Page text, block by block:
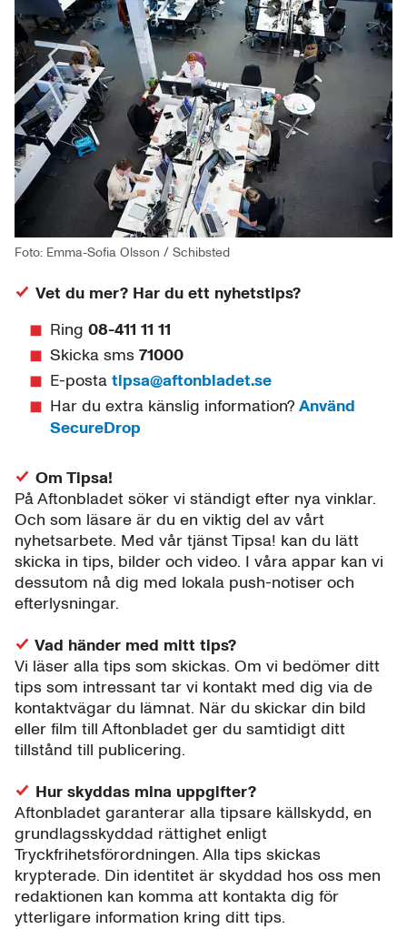
Foto: Emma-Sofia Olsson / Schibsted
Vet du mer? Har du ett nyhetstips?
Ring 08-411 11 11
Skicka sms 71000
E-posta tipsa@aftonbladet.se
Har du extra känslig information? Använd
SecureDrop
Om Tipsa!
På Aftonbladet söker vi ständigt efter nya vinklar.
Och som läsare är du en viktig del av vårt
nyhetsarbete. Med vår tjänst Tipsa! kan du lätt
skicka in tips, bilder och video. I våra appar kan vi
dessutom nå dig med lokala push-notiser och
efterlysningar.
Vad händer med mitt tips?
Vi läser alla tips som skickas. Om vi bedömer ditt
tips som intressant tar vi kontakt med dig via de
kontaktvägar du lämnat. När du skickar din bild
eller film till Aftonbladet ger du samtidigt ditt
tillstånd till publicering.
Hur skyddas mina uppgifter?
Aftonbladet garanterar alla tipsare källskydd, en
grundlagsskyddad rättighet enligt
Tryckfrihetsförordningen. Alla tips skickas
krypterade. Din identitet är skyddad hos oss men
redaktionen kan komma att kontakta dig för
ytterligare information kring ditt tips.